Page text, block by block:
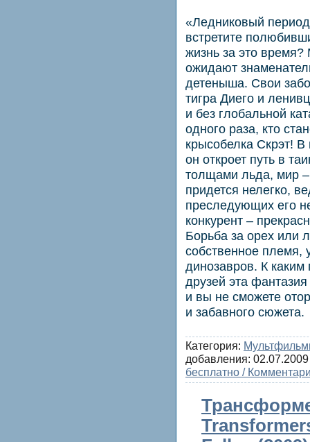
«Ледниковый
встретите
жизнь за это
ожидают
детеныша. Свои
тигра Диего и
и без глобальной
одного раза, кто
крысобелка Скрэт! В
он откроет путь в
толщами льда, мир
придется нелегко,
преследующих его
конкурент –
Борьба за орех или
собственное племя,
динозавров. К
друзей эта
и вы не сможете
и забавного сюжета.
Категория:
добавления: 02.07.2009
бесплатно /